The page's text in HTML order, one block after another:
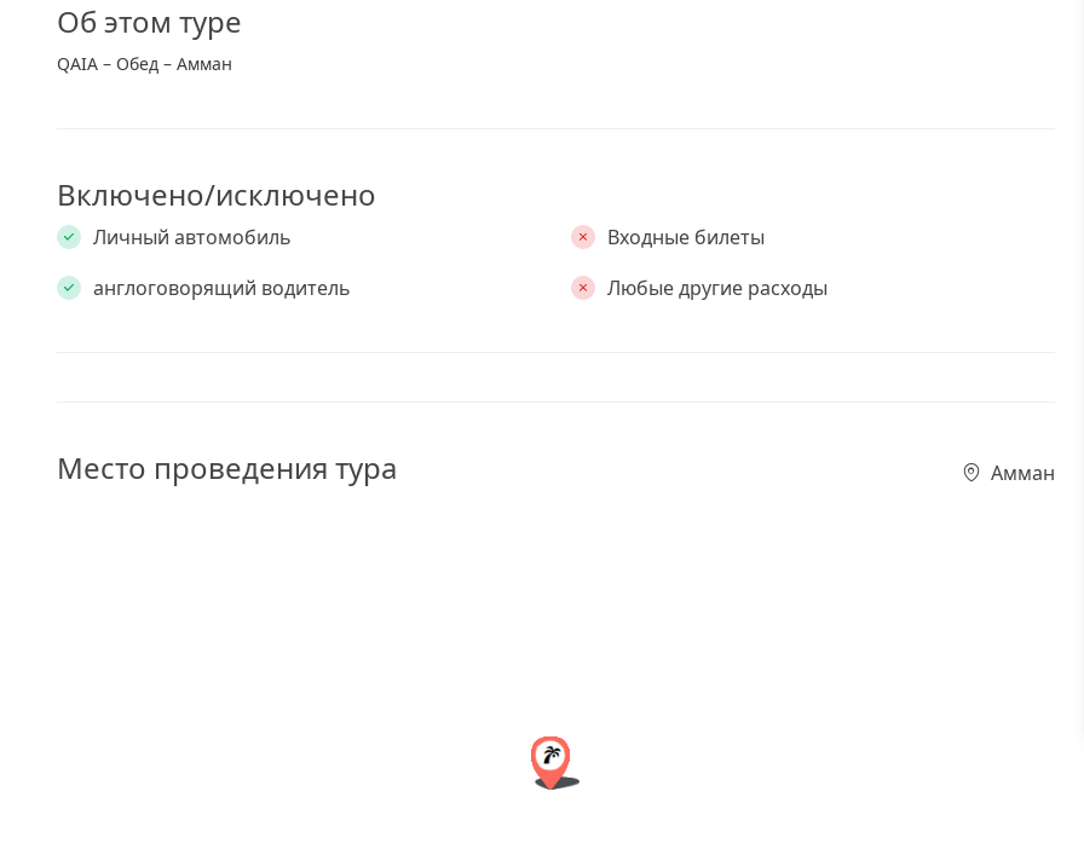
Об этом туре
QAIA – Обед – Амман
Включено/исключено
Личный автомобиль
англоговорящий водитель
Входные билеты
Любые другие расходы
Место проведения тура Амман